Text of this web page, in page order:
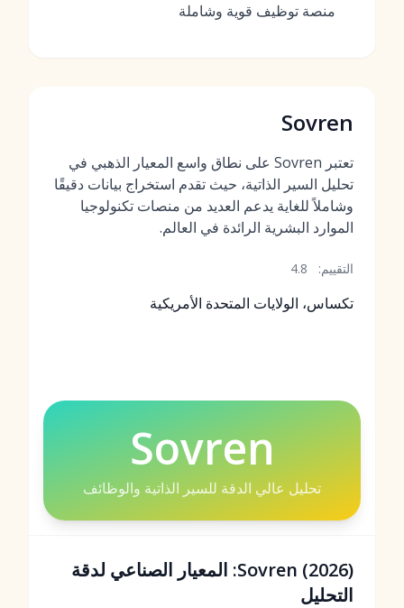
منصة توظيف قوية وشاملة
Sovren
تعتبر Sovren على نطاق واسع المعيار الذهبي في
تحليل السير الذاتية، حيث تقدم استخراج بيانات دقيقًا
وشاملاً للغاية يدعم العديد من منصات تكنولوجيا
الموارد البشرية الرائدة في العالم.
التقييم: 4.8
تكساس، الولايات المتحدة الأمريكية
Sovren
تحليل عالي الدقة للسير الذاتية والوظائف
Sovren (2026): المعيار الصناعي لدقة
التحليل